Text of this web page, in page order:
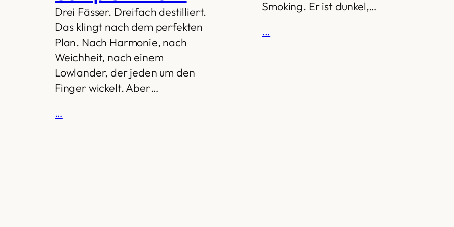
Drei Fässer. Dreifach destilliert.
Das klingt nach dem perfekten
Plan. Nach Harmonie, nach
Weichheit, nach einem
Lowlander, der jeden um den
Finger wickelt. Aber…
…
Smoking. Er ist dunkel,…
…